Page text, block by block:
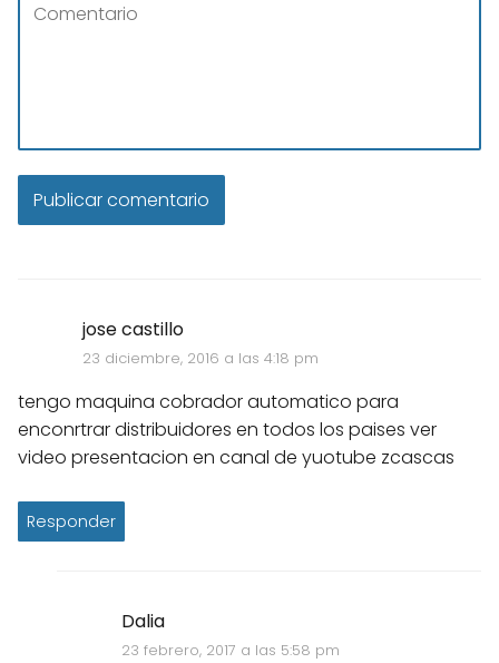
jose castillo
23 diciembre, 2016 a las 4:18 pm
tengo maquina cobrador automatico para
enconrtrar distribuidores en todos los paises ver
video presentacion en canal de yuotube zcascas
Responder
Dalia
23 febrero, 2017 a las 5:58 pm